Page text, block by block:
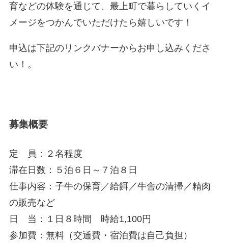
育などの体験を通じて、最上町で暮らしていくイ
メージをつかんでいただけたら嬉しいです！
申込は下記のリンクバナーからお申し込みくださ
い！。
募集概要
定 員：２名程度
滞在日数：５泊６日～７泊８日
仕事内容：子牛の保育／給餌／牛舎の清掃／精肉
の販売など
日 当：１日８時間 時給1,100円
参加費：無料（交通費・宿泊費は自己負担）